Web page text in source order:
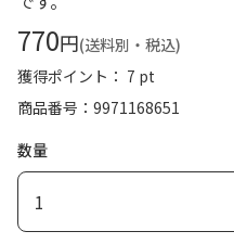
770円(送料別・税込)
獲得ポイント： 7 pt
商品番号
9971168651
数量
1